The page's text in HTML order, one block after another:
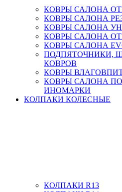
КОВРЫ САЛОНА
КОВРЫ САЛОНА
КОВРЫ САЛОНА
КОВРЫ САЛОНА
КОВРЫ САЛОНА
ПОДПЯТОЧНИКИ,
КОВРОВ
КОВРЫ
КОВРЫ САЛОНА
ИНОМАРКИ
КОЛПАКИ КОЛЕСНЫЕ
КОЛПАКИ R13